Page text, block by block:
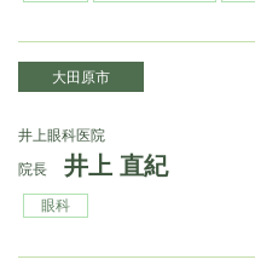
大田原市
井上眼科医院
院長
井上 直紀
眼科